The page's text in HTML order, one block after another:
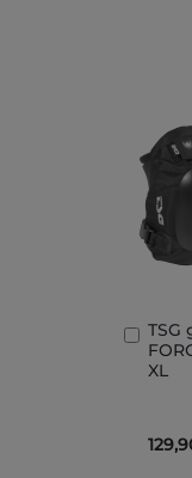
TSG
XL
au
panier